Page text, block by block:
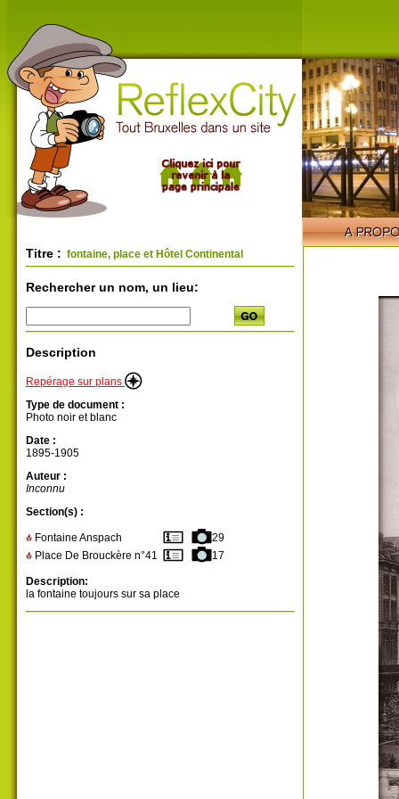
Titre : fontaine, place et Hôtel Continental
Rechercher un nom, un lieu:
Description
Repérage sur plans
Type de document :
Photo noir et blanc
Date :
1895-1905
Auteur :
Inconnu
Section(s) :
Fontaine Anspach
29
Place De Brouckère n°41
17
Description:
la fontaine toujours sur sa place